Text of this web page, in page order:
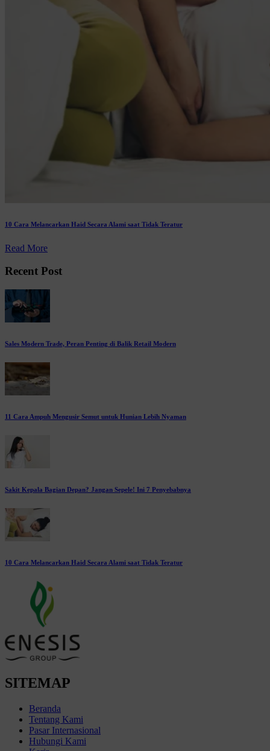
10 Cara Melancarkan Haid Secara Alami saat Tidak Teratur
Read More
Recent Post
Sales Modern Trade, Peran Penting di Balik Retail Modern
11 Cara Ampuh Mengusir Semut untuk Hunian Lebih Nyaman
Sakit Kepala Bagian Depan? Jangan Sepele! Ini 7 Penyebabnya
10 Cara Melancarkan Haid Secara Alami saat Tidak Teratur
SITEMAP
Beranda
Tentang Kami
Pasar Internasional
Hubungi Kami